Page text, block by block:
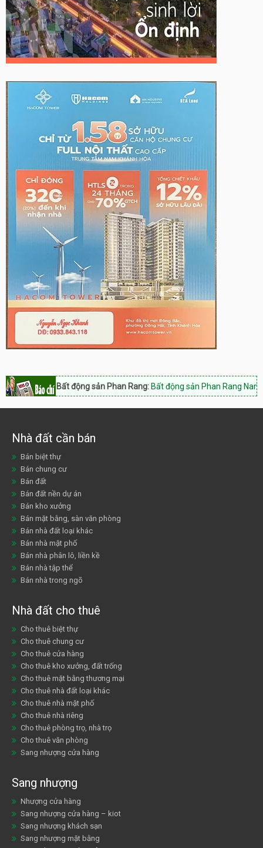
Bất động sản Phan Rang:Bất động sản Phan Rang Nam Khánh
Nhà đất cần bán
Bán biệt thự
Bán chung cư
Bán đất
Bán đất nền dự án
Bán kho xưởng
Bán mặt bằng, sàn văn phòng
Bán nhà đất loại khác
Bán nhà mặt phố
Bán nhà phân lô, liền kề
Bán nhà tập thể
Bán nhà trong ngõ
Nhà đất cho thuê
Cho thuê biệt thự
Cho thuê chung cư
Cho thuê cửa hàng
Cho thuê kho xưởng, đất trống
Cho thuê mặt bằng thương mại
Cho thuê nhà đất loại khác
Cho thuê nhà mặt phố
Cho thuê nhà riêng
Cho thuê phòng trọ, nhà trọ
Cho thuê văn phòng
Sang nhượng cửa hàng
Sang nhượng
Nhượng cửa hàng
Sang nhượng cửa hàng – kiot
Sang nhượng khách sạn
Sang nhượng mặt bằng